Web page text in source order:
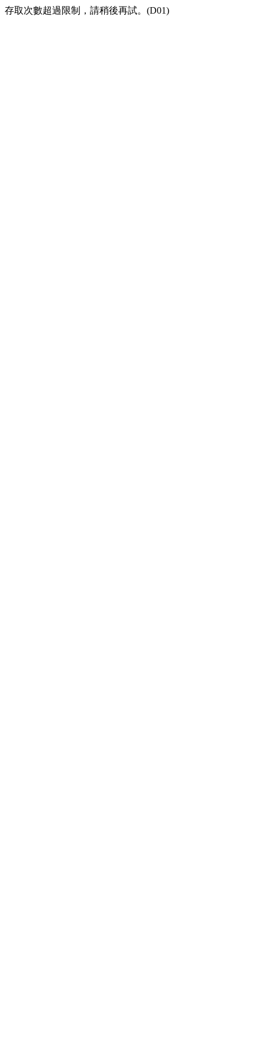
存取次數超過限制，請稍後再試。(D01)